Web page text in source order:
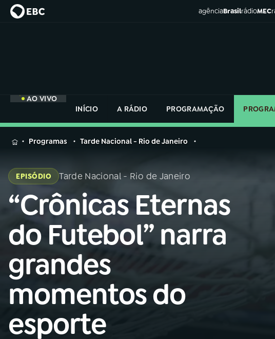
agênciaBrasilrádioMEC
AO VIVO
INÍCIO
A RÁDIO PROGRAMAÇÃO
MENU
Buscar
na
Rádio
Nacional
AO VIVO
01INÍCIO
02A RÁDIO
03 PROGRAMAÇÃO
na
Rádio
Programas Tarde Nacional - Rio de Janeiro
EPISÓDIO Tarde Nacional - Rio de Janeiro
“Crônicas Eternas
do Futebol” narra
grandes
momentos do
esporte